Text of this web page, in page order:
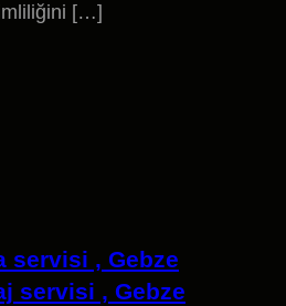
[…]
servisi , Gebze
servisi , Gebze